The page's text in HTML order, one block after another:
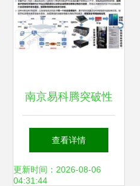
南京易科腾突破性
完成量子密钥分发
与加密手机融合应
查看详情
更新时间：2026-08-06
04:31:44